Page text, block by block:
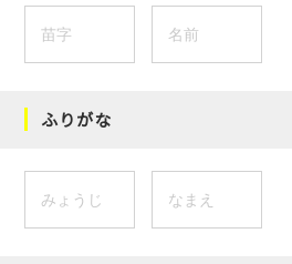
ふりがな